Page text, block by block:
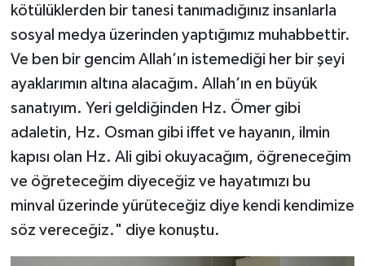
kötülüklerden bir tanesi tanımadığınız insanlarla
sosyal medya üzerinden yaptığımız muhabbettir.
Ve ben bir gencim Allah’ın istemediği her bir şeyi
ayaklarımın altına alacağım. Allah’ın en büyük
sanatıyım. Yeri geldiğinden Hz. Ömer gibi
adaletin, Hz. Osman gibi iffet ve hayanın, ilmin
kapısı olan Hz. Ali gibi okuyacağım, öğreneceğim
ve öğreteceğim diyeceğiz ve hayatımızı bu
minval üzerinde yürüteceğiz diye kendi kendimize
söz vereceğiz." diye konuştu.
Sivas Müftülüğü
Şırnak Müftülüğü
Tekirdağ Müftülüğü
Tokat Müftülüğü
Trabzon Müftülüğü